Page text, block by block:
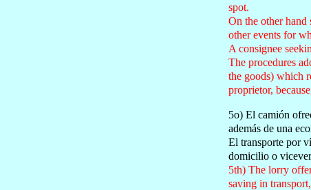
spot.
On the other hand
other events for
A consignee
The procedures
the goods) which
proprietor,
5o) El camión
además de una
El transporte por
domicilio o
5th) The lorry
saving in